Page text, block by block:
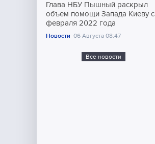
Глава НБУ Пышный раскрыл
объем помощи Запада Киеву с
февраля 2022 года
Новости 06 Августа 08:47
Все новости